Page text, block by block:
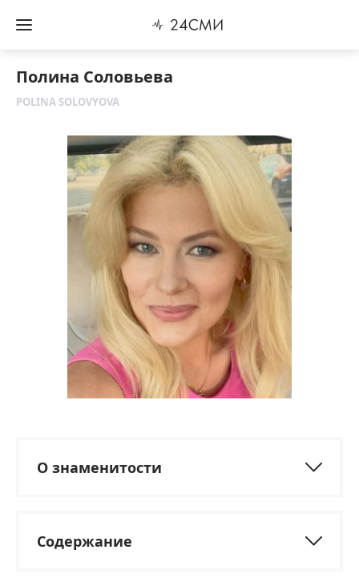
Полина Соловьева
POLINA SOLOVYOVA
О знаменитости
Содержание